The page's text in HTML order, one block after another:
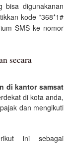
bisa digunakanan
kode *368*1#
SMS ke nomor
secara
di kantor samsat
di kota anda,
dan mengikuti
ini sebagai